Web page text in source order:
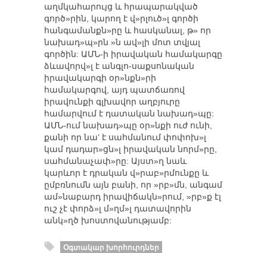
աղմկահարույց և հրապարակված
գործ»րին, կարող է վ»րլուծ»լ գործի
հանգամանքն»րը և հասկանալ, թ» որ
նախադ»պ»րն »ն ավ»լի մոտ տվյալ
գործին: ԱՄՆ-ի իրավական համակարգը
ձևավորվ»լ է անգլո-սաքսոնական
իրավակարգի օր»նքն»րի
համակարգով, այդ պատճառով
իրավունքի գլխավոր աղբյուրը
համարվում է դատական նախադ»պը:
ԱՄՆ-ում նախադ»պը օր»նքի ուժ ունի,
քանի որ նա’ է սահմանում փոփոխ»լ
կամ դադար»ցն»լ իրավական նորմ»րը,
սահմանաչափ»րը: Այստ»ղ նաև
կարևոր է դրական վ»րաբ»րմունքը և
ըմբռնումն այն բանի, որ »րբ»մն, անգամ
ամ»նաբարդ իրավիճակն»րում, »րբ»ք էլ
ուշ չէ փորձ»լ մ»ղմ»լ դատավորին
անկ»ղծ խոստովանությամբ:
Օգտակար խորհուրդներ